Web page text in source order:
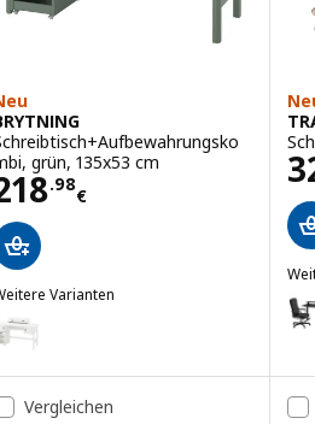
grün, 135x53 cm
.98
€
218.98€
Varianten
BRYTNING,
Vergleichen